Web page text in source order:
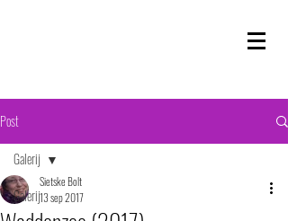
Post
Galerij
Galerij
Sietske Bolt
13 sep 2017